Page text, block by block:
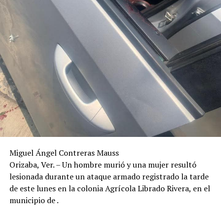
Miguel Ángel Contreras Mauss
Orizaba, Ver. – Un hombre murió y una mujer resultó
lesionada durante un ataque armado registrado la tarde
de este lunes en la colonia Agrícola Librado Rivera, en el
municipio de .